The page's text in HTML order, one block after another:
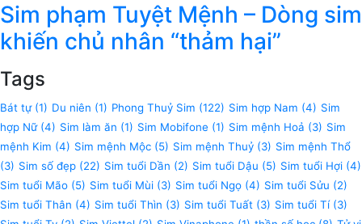
Sim phạm Tuyệt Mệnh – Dòng sim
khiến chủ nhân “thảm hại”
Tags
Bát tự(1) Du niên (1) Phong Thuỷ Sim (122) Sim hợp Nam (4) Sim
hợp Nữ(4) Sim làm ăn (1) Sim Mobifone (1) Sim mệnh Hoả (3) Sim
mệnh Kim (4) Sim mệnh Mộc (5) Sim mệnh Thuỷ (3) Sim mệnh Thổ
(3) Sim số đẹp (22) Sim tuổi Dần (2) Sim tuổi Dậu (5) Sim tuổi Hợi (4)
Sim tuổi Mão (5) Sim tuổi Mùi (3) Sim tuổi Ngọ (4) Sim tuổi Sửu (2)
Sim tuổi Thân (4) Sim tuổi Thìn (3) Sim tuổi Tuất (3) Sim tuổi Tí(3)